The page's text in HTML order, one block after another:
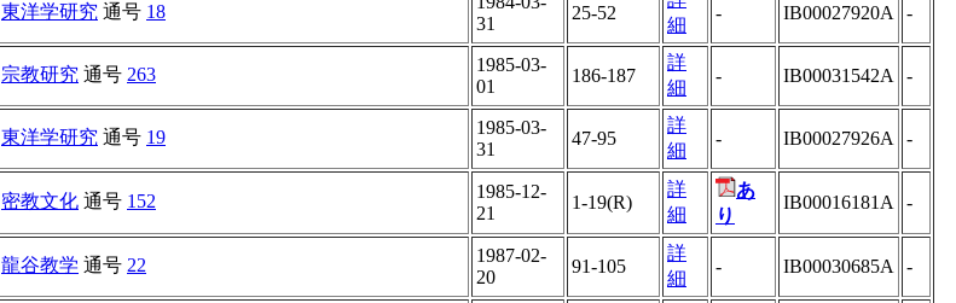
東洋学研究 通号 18
31
25-52
細
- IB00027920A -
宗教研究 通号 263
1985-03-
01
186-187
詳
細
- IB00031542A -
東洋学研究 通号 19
1985-03-
31
47-95
詳
細
- IB00027926A -
密教文化 通号 152
1985-12-
21
1-19(R)
詳
細
あ
り
IB00016181A -
龍谷教学 通号 22
1987-02-
20
91-105
詳
細
- IB00030685A -